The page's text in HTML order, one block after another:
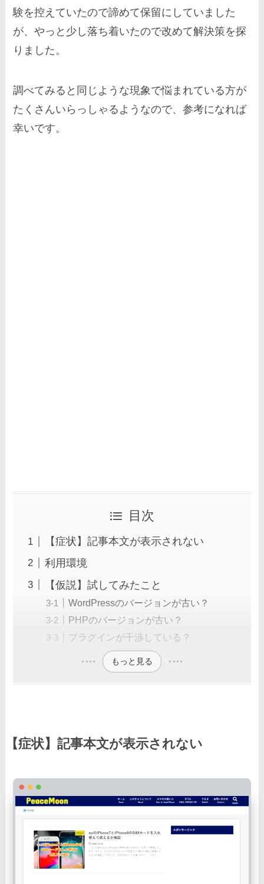
験を控えていたので諦めて保留にしていました
が、やっと少し落ち着いたので改めて解決策を探
りました。
調べてみると同じような現象で悩まれている方が
たくさんいらっしゃるようなので、参考になれば
幸いです。
目次
【症状】記事本文が表示されない
利用環境
【仮説】試してみたこと
WordPressのバージョンが古い？
PHPのバージョンが古い？
プラグインが干渉している？
もっと見る
【症状】記事本文が表示されない